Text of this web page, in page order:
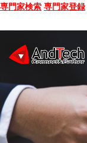
専門家検索 専門家登録
SEMINAR
BOOK
CONSULTING